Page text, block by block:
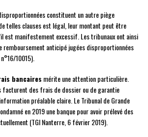
constituent un autre piège
telles clauses est légal, leur montant peut être
est manifestement excessif. Les tribunaux ont ainsi
remboursement anticipé jugées disproportionnées
10015).
bancaires mérite une attention particulière.
facturent des frais de dossier ou de garantie
préalable claire. Le Tribunal de Grande
en 2019 une banque pour avoir prélevé des
(TGI Nanterre, 6 février 2019).